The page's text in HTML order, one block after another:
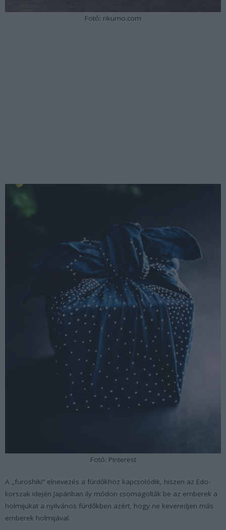
Fotó: rikumo.com
Fotó: Pinterest
A „furoshiki” elnevezés a fürdőkhöz kapcsolódik, hiszen az Edo-
korszak idején Japánban ily módon csomagolták be az emberek a
holmijukat a nyilvános fürdőkben azért, hogy ne keveredjen más
emberek holmijával.